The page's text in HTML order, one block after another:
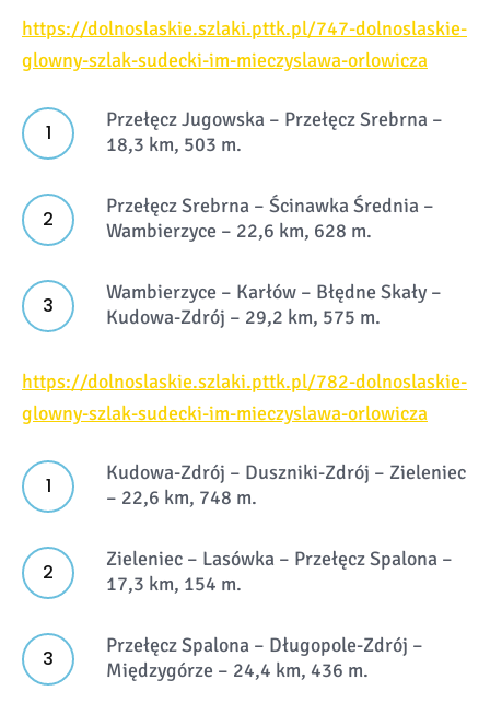
https://dolnoslaskie.szlaki.pttk.pl/747-dolnoslaskie-
glowny-szlak-sudecki-im-mieczyslawa-orlowicza
Przełęcz Jugowska – Przełęcz Srebrna –
18,3 km, 503 m.
Przełęcz Srebrna – Ścinawka Średnia –
Wambierzyce – 22,6 km, 628 m.
Wambierzyce – Karłów – Błędne Skały –
Kudowa-Zdrój – 29,2 km, 575 m.
https://dolnoslaskie.szlaki.pttk.pl/782-dolnoslaskie-
glowny-szlak-sudecki-im-mieczyslawa-orlowicza
Kudowa-Zdrój – Duszniki-Zdrój – Zieleniec
– 22,6 km, 748 m.
Zieleniec – Lasówka – Przełęcz Spalona –
17,3 km, 154 m.
Przełęcz Spalona – Długopole-Zdrój –
Międzygórze – 24,4 km, 436 m.